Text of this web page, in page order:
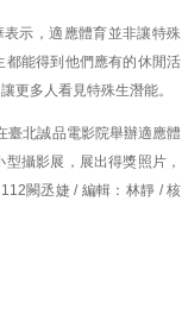
示，適應體育並非讓特殊
都能得到他們應有的休閒活
更多人看見特殊生潛能。
臺北誠品電影院舉辦適應體
攝影展，展出得獎照片，
闕丞婕 / 編輯：林靜 / 核